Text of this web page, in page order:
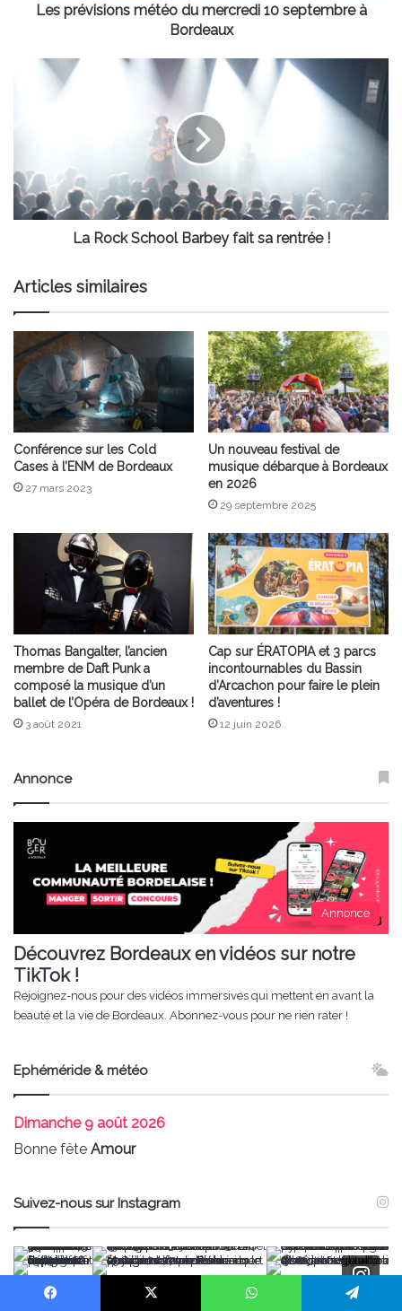
Les prévisions météo du mercredi 10 septembre à
Bordeaux
rentrée
!
La Rock School Barbey fait sa rentrée !
Articles similaires
Conférence sur les Cold
Cases à l’ENM de Bordeaux
27 mars 2023
Un nouveau festival de
musique débarque à Bordeaux
en 2026
29 septembre 2025
Thomas Bangalter, l’ancien
membre de Daft Punk a
composé la musique d’un
ballet de l’Opéra de Bordeaux !
3 août 2021
Cap sur ÉRATOPIA et 3 parcs
incontournables du Bassin
d’Arcachon pour faire le plein
d’aventures !
12 juin 2026
Annonce
Annonce
Découvrez Bordeaux en vidéos sur notre
TikTok !
Rejoignez-nous pour des vidéos immersives qui mettent en avant la
beauté et la vie de Bordeaux. Abonnez-vous pour ne rien rater !
Ephéméride & météo
Dimanche9 août 2026
Bonne fête Amour
Suivez-nous sur Instagram